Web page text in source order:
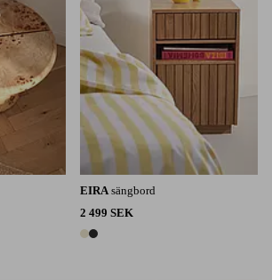
EIRA sängbord
2 499 SEK
2 färger